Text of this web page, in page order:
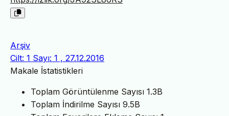
Arşiv
Cilt: 1 Sayı: 1 , 27.12.2016
Makale İstatistikleri
Toplam Görüntülenme Sayısı 1.3B
Toplam İndirilme Sayısı 9.5B